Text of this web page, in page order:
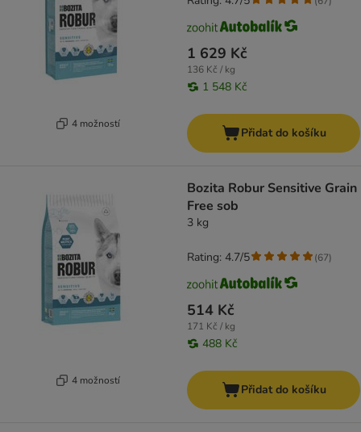
4 možností
1 629 Kč
136 Kč / kg
1 548 Kč
Přidat do košíku
4 možností
Bozita Robur Sensitive Grain
Free sob
3 kg
514 Kč
171 Kč / kg
488 Kč
Rating: 4.7/5 (67)
Přidat do košíku